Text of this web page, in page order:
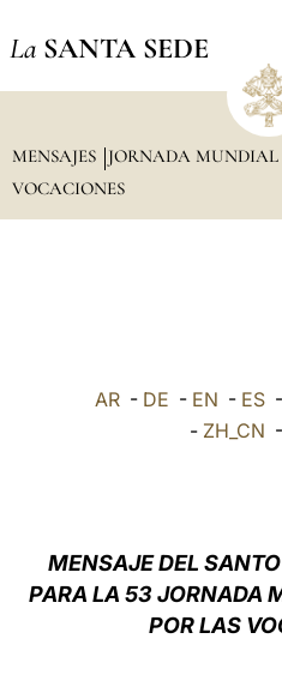
La SANTA SEDE
MENSAJES
JORNADA MUNDIAL
VOCACIONES
AR - DE - EN - ES -
- ZH_CN -
MENSAJE DEL
PARA LA 53 JORNADA
POR LAS